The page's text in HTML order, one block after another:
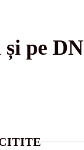
pe DN